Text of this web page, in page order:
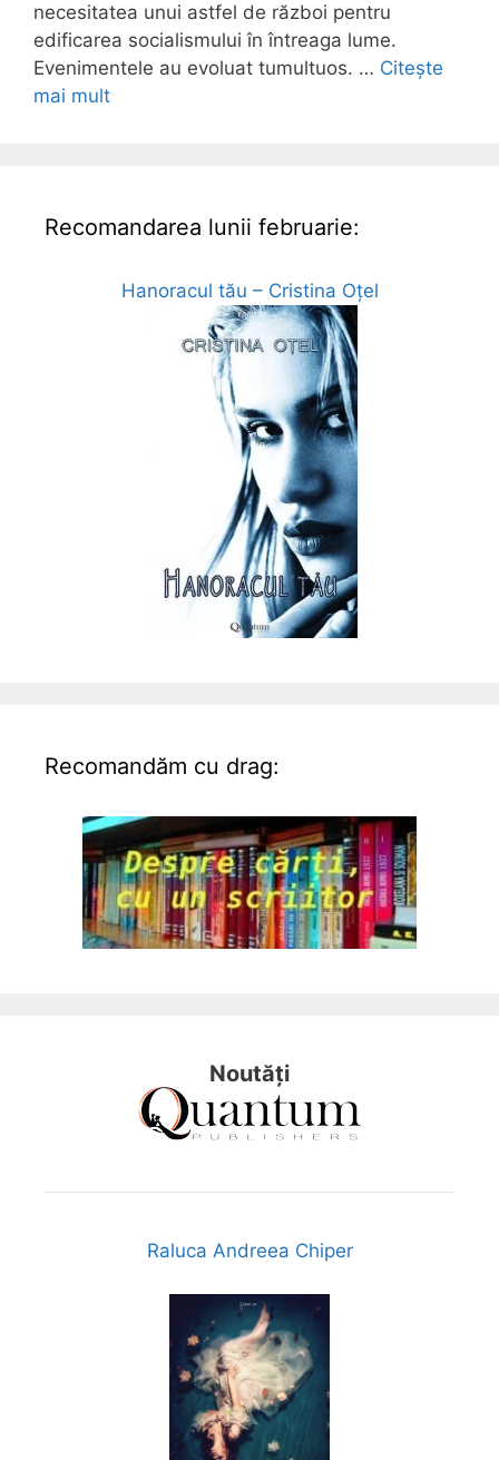
necesitatea unui astfel de război pentru
edificarea socialismului în întreaga lume.
Evenimentele au evoluat tumultuos. … Citește
mai mult
Recomandarea lunii februarie:
Hanoracul tău – Cristina Oțel
Recomandăm cu drag:
Noutăți
Raluca Andreea Chiper